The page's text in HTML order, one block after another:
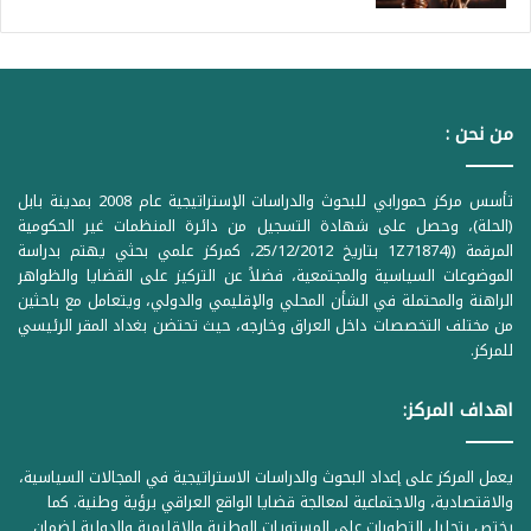
من نحن :
تأسس مركز حمورابي للبحوث والدراسات الإستراتيجية عام 2008 بمدينة بابل
(الحلة)، وحصل على شهادة التسجيل من دائرة المنظمات غير الحكومية
المرقمة ((1Z71874 بتاريخ 25/12/2012، كمركز علمي بحثي يهتم بدراسة
الموضوعات السياسية والمجتمعية، فضلاً عن التركيز على القضايا والظواهر
الراهنة والمحتملة في الشأن المحلي والإقليمي والدولي، ويتعامل مع باحثين
من مختلف التخصصات داخل العراق وخارجه، حيث تحتضن بغداد المقر الرئيسي
للمركز.
اهداف المركز:
يعمل المركز على إعداد البحوث والدراسات الاستراتيجية في المجالات السياسية،
والاقتصادية، والاجتماعية لمعالجة قضايا الواقع العراقي برؤية وطنية. كما